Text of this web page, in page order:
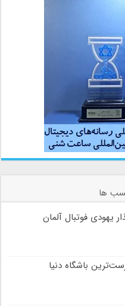
ها
یهودی فوتبال آلمان
باشگاه دنیا